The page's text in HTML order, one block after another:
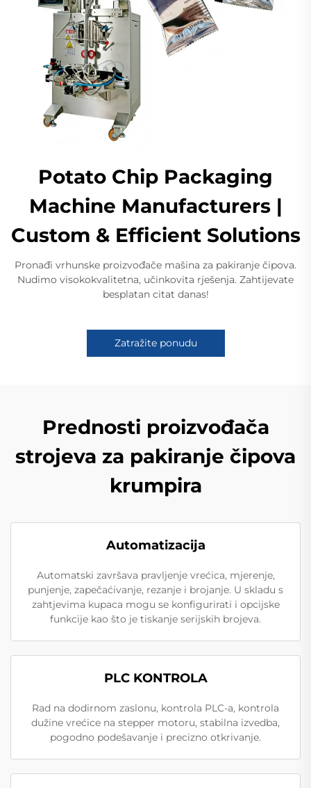
Potato Chip Packaging
Machine Manufacturers |
Custom & Efficient Solutions
Pronađi vrhunske proizvođače mašina za pakiranje čipova.
Nudimo visokokvalitetna, učinkovita rješenja. Zahtijevate
besplatan citat danas!
Zatražite ponudu
Prednosti proizvođača
strojeva za pakiranje čipova
krumpira
Automatizacija
Automatski završava pravljenje vrećica, mjerenje,
punjenje, zapečaćivanje, rezanje i brojanje. U skladu s
zahtjevima kupaca mogu se konfigurirati i opcijske
funkcije kao što je tiskanje serijskih brojeva.
PLC KONTROLA
Rad na dodirnom zaslonu, kontrola PLC-a, kontrola
dužine vrećice na stepper motoru, stabilna izvedba,
pogodno podešavanje i precizno otkrivanje.